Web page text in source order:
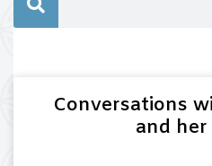
Conversations
and